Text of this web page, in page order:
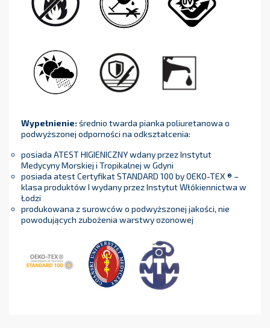
Wypełnienie:średnio twarda pianka poliuretanowa o
podwyższonej odporności na odkształcenia:
posiada ATEST HIGIENICZNY wdany przez Instytut
Medycyny Morskiej i Tropikalnej w Gdyni
posiada atest Certyfikat STANDARD 100 by OEKO-TEX ® –
klasa produktów I wydany przez Instytut Włókiennictwa w
Łodzi
produkowana z surowców o podwyższonej jakości, nie
powodujących zubożenia warstwy ozonowej